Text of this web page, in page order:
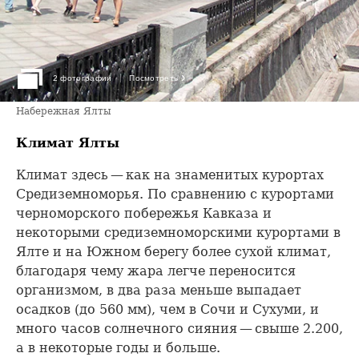
2 фотографии Посмотреть ›
Набережная Ялты
Климат Ялты
Климат здесь — как на знаменитых курортах
Средиземноморья. По сравнению с курортами
черноморского побережья Кавказа и
некоторыми средиземноморскими курортами в
Ялте и на Южном берегу более сухой климат,
благодаря чему жара легче переносится
организмом, в два раза меньше выпадает
осадков (до 560 мм), чем в Сочи и Сухуми, и
много часов солнечного сияния — свыше 2.200,
а в некоторые годы и больше.